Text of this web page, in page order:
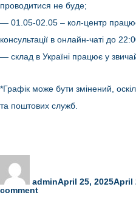
проводитися не буде;
— 01.05-02.05 – кол-центр
консультації в онлайн-чаті до
— склад в Україні працює у
*Графік може бути змінений,
та поштових служб.
adminApril 25, 2025April
commenton